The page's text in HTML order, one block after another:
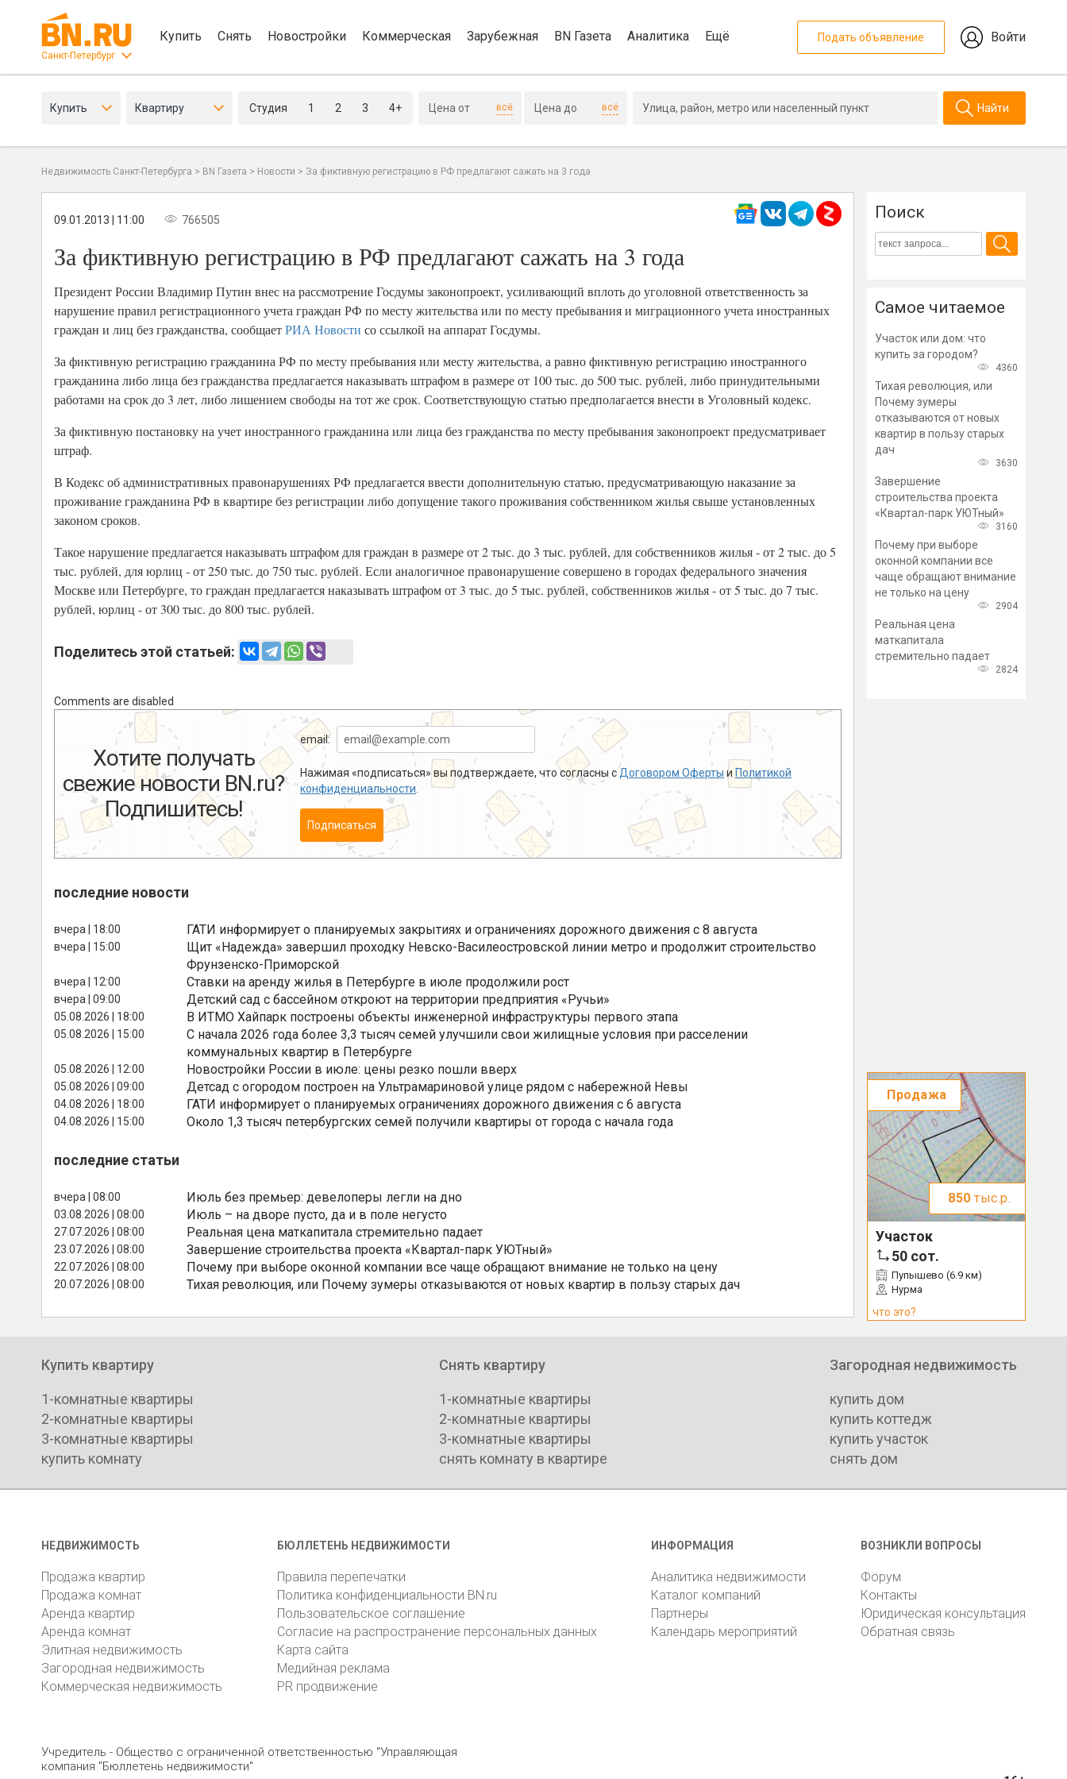
Санкт-Петербург
Купить Снять Новостройки Коммерческая Зарубежная BN Газета Аналитика Ещё Подать объявление Войти
Купить Квартиру Студия 1 2 3 4+ всё всё Найти
Недвижимость Санкт-Петербурга > BN Газета > Новости > За фиктивную регистрацию в РФ предлагают сажать на 3 года
09.01.2013 | 11:00 766505
За фиктивную регистрацию в РФ предлагают сажать на 3 года
Президент России Владимир Путин внес на рассмотрение Госдумы законопроект, усиливающий вплоть до уголовной ответственность за
нарушение правил регистрационного учета граждан РФ по месту жительства или по месту пребывания и миграционного учета иностранных
граждан и лиц без гражданства, сообщаетРИА Новости со ссылкой на аппарат Госдумы.
За фиктивную регистрацию гражданина РФ по месту пребывания или месту жительства, а равно фиктивную регистрацию иностранного
гражданина либо лица без гражданства предлагается наказывать штрафом в размере от 100 тыс. до 500 тыс. рублей, либо принудительными
работами на срок до 3 лет, либо лишением свободы на тот же срок. Соответствующую статью предполагается внести в Уголовный кодекс.
За фиктивную постановку на учет иностранного гражданина или лица без гражданства по месту пребывания законопроект предусматривает
штраф.
В Кодекс об административных правонарушениях РФ предлагается ввести дополнительную статью, предусматривающую наказание за
проживание гражданина РФ в квартире без регистрации либо допущение такого проживания собственником жилья свыше установленных
законом сроков.
Такое нарушение предлагается наказывать штрафом для граждан в размере от 2 тыс. до 3 тыс. рублей, для собственников жилья - от 2 тыс. до 5
тыс. рублей, для юрлиц - от 250 тыс. до 750 тыс. рублей. Если аналогичное правонарушение совершено в городах федерального значения
Москве или Петербурге, то граждан предлагается наказывать штрафом от 3 тыс. до 5 тыс. рублей, собственников жилья - от 5 тыс. до 7 тыс.
рублей, юрлиц - от 300 тыс. до 800 тыс. рублей.
Поделитесь этой статьей:
Comments are disabled
Хотите получать
свежие новости BN.ru?
Подпишитесь!
email:
Нажимая «подписаться» вы подтверждаете, что согласны с Договором Оферты и Политикой
конфиденциальности
Подписаться
последние новости
вчера | 18:00 ГАТИ информирует о планируемых закрытиях и ограничениях дорожного движения с 8 августа
вчера | 15:00
Щит «Надежда» завершил проходку Невско-Василеостровской линии метро и продолжит строительство
Фрунзенско-Приморской
вчера | 12:00 Ставки на аренду жилья в Петербурге в июле продолжили рост
вчера | 09:00 Детский сад с бассейном откроют на территории предприятия «Ручьи»
05.08.2026 | 18:00 В ИТМО Хайпарк построены объекты инженерной инфраструктуры первого этапа
05.08.2026 | 15:00
С начала 2026 года более 3,3 тысяч семей улучшили свои жилищные условия при расселении
коммунальных квартир в Петербурге
05.08.2026 | 12:00 Новостройки России в июле: цены резко пошли вверх
05.08.2026 | 09:00 Детсад с огородом построен на Ультрамариновой улице рядом с набережной Невы
04.08.2026 | 18:00 ГАТИ информирует о планируемых ограничениях дорожного движения с 6 августа
04.08.2026 | 15:00 Около 1,3 тысяч петербургских семей получили квартиры от города с начала года
последние статьи
вчера | 08:00 Июль без премьер: девелоперы легли на дно
03.08.2026 | 08:00 Июль – на дворе пусто, да и в поле негусто
27.07.2026 | 08:00 Реальная цена маткапитала стремительно падает
23.07.2026 | 08:00 Завершение строительства проекта «Квартал-парк УЮТный»
22.07.2026 | 08:00 Почему при выборе оконной компании все чаще обращают внимание не только на цену
20.07.2026 | 08:00 Тихая революция, или Почему зумеры отказываются от новых квартир в пользу старых дач
Поиск
Самое читаемое
Участок или дом: что
купить за городом?
4360
Тихая революция, или
Почему зумеры
отказываются от новых
квартир в пользу старых
дач
3630
Завершение
строительства проекта
«Квартал-парк УЮТный»
3160
Почему при выборе
оконной компании все
чаще обращают внимание
не только на цену
2904
Реальная цена
маткапитала
стремительно падает
2824
Продажа
850 тыс.р.
Участок
50 сот.
Пупышево (6.9 км)
Нурма
что это?
Купить квартиру
1-комнатные квартиры
2-комнатные квартиры
3-комнатные квартиры
купить комнату
Снять квартиру
1-комнатные квартиры
2-комнатные квартиры
3-комнатные квартиры
снять комнату в квартире
Загородная недвижимость
купить дом
купить коттедж
купить участок
снять дом
НЕДВИЖИМОСТЬ
Продажа квартир
Продажа комнат
Аренда квартир
Аренда комнат
Элитная недвижимость
Загородная недвижимость
Коммерческая недвижимость
БЮЛЛЕТЕНЬ НЕДВИЖИМОСТИ
Правила перепечатки
Политика конфиденциальности BN.ru
Пользовательское соглашение
Согласие на распространение персональных данных
Карта сайта
Медийная реклама
PR продвижение
ИНФОРМАЦИЯ
Аналитика недвижимости
Каталог компаний
Партнеры
Календарь мероприятий
ВОЗНИКЛИ ВОПРОСЫ
Форум
Контакты
Юридическая консультация
Обратная связь
Учредитель - Общество с ограниченной ответственностью "Управляющая
компания "Бюллетень недвижимости"